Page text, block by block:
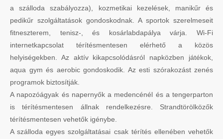
a szálloda szabályozza), kozmetikai kezelések, manikűr és
pedikűr szolgáltatások gondoskodnak. A sportok szerelmeseit
fitneszterem, tenisz-, és kosárlabdapálya várja. Wi-Fi
internetkapcsolat térítésmentesen elérhető a közös
helyiségekben. Az aktív kikapcsolódásról napközben játékok,
aqua gym és aerobic gondoskodik. Az esti szórakozást zenés
programok biztosítják.
A napozóágyak és napernyők a medencénél és a tengerparton
is térítésmentesen állnak rendelkezésre. Strandtörölközők
térítésmentesen vehetők igénybe.
A szálloda egyes szolgáltatásai csak térítés ellenében vehetők